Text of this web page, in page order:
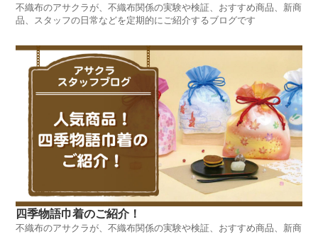
不織布のアサクラが、不織布関係の実験や検証、おすすめ商品、新商
品、スタッフの日常などを定期的にご紹介するブログです
四季物語巾着のご紹介！
不織布のアサクラが、不織布関係の実験や検証、おすすめ商品、新商